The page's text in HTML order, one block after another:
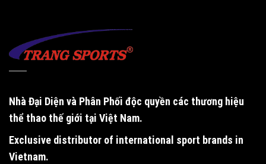
Nhà Đại Diện và Phân Phối độc quyền các thương hiệu
thể thao thế giới tại Việt Nam.
Exclusive distributor of international sport brands in
Vietnam.